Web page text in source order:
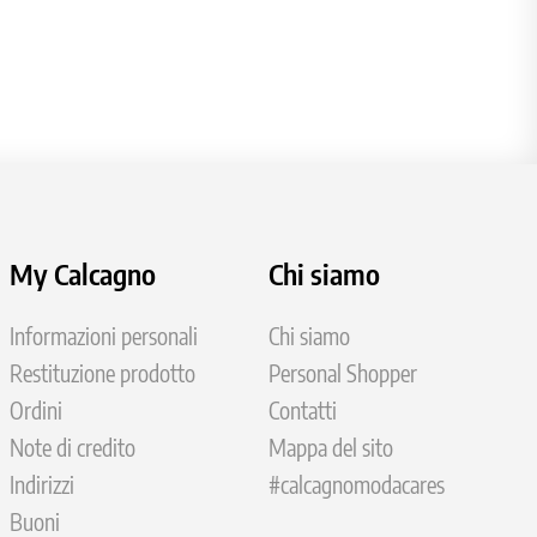
My Calcagno
Informazioni personali
Restituzione prodotto
Ordini
Note di credito
Indirizzi
Buoni
Chi siamo
Chi siamo
Personal Shopper
Contatti
Mappa del sito
#calcagnomodacares